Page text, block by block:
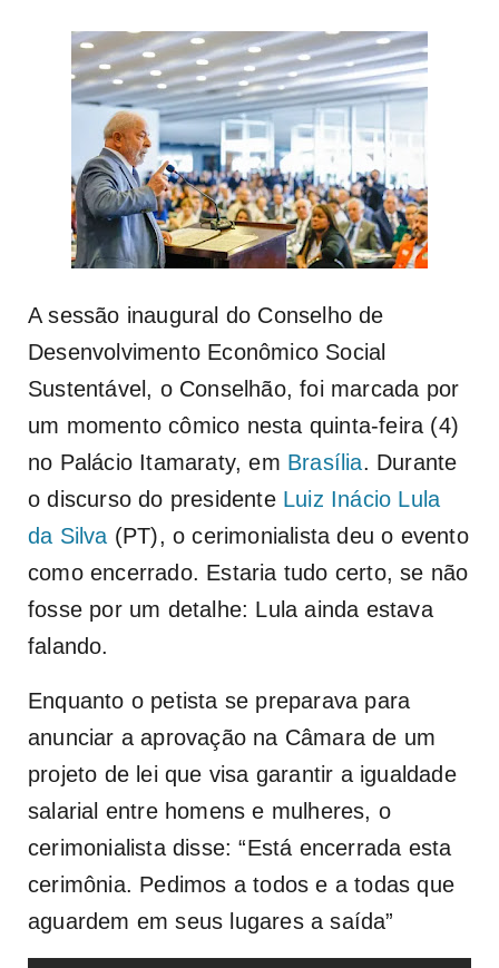
A sessão inaugural do Conselho de
Desenvolvimento Econômico Social
Sustentável, o Conselhão, foi marcada por
um momento cômico nesta quinta-feira (4)
no Palácio Itamaraty, em Brasília. Durante
o discurso do presidente Luiz Inácio Lula
da Silva (PT), o cerimonialista deu o evento
como encerrado. Estaria tudo certo, se não
fosse por um detalhe: Lula ainda estava
falando.
Enquanto o petista se preparava para
anunciar a aprovação na Câmara de um
projeto de lei que visa garantir a igualdade
salarial entre homens e mulheres, o
cerimonialista disse: “Está encerrada esta
cerimônia. Pedimos a todos e a todas que
aguardem em seus lugares a saída”